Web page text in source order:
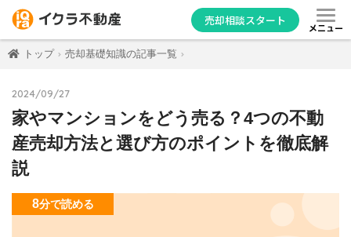
売却相談スタート
メニュー
トップ 売却基礎知識の記事一覧
2024/09/27
家やマンションをどう売る？4つの不動
産売却方法と選び方のポイントを徹底解
説
8分で読める